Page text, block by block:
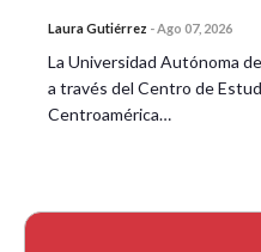
Laura Gutiérrez -Ago 07, 2026
La Universidad Autónoma
a través del Centro de
Centroamérica…